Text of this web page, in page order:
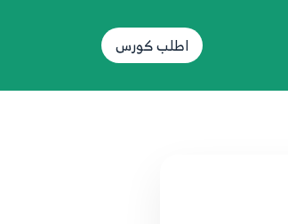
اطلب كورس